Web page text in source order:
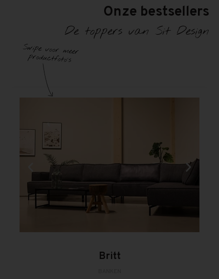
Onze bestsellers
De toppers van Sit Design
Britt